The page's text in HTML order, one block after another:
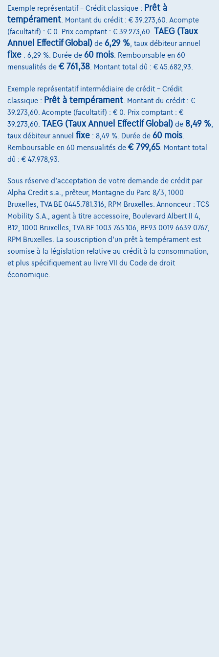
70.734 km 120 kW ( 163 CV )
€33.950
Dès€673,17/mois
Découvrez l’exemple chiffré complet
7700 Mouscron,Ghistelinck Mouscron
Exemple représentatif – Crédit classique : Prêt à
tempérament . Montant du crédit : € 39.273,60. Acompte
(facultatif) : € 0. Prix comptant : € 39.273,60. TAEG (Taux
Annuel Effectif Global) de 6,29 % , taux débiteur annuel
fixe : 6,29 %. Durée de 60 mois . Remboursable en 60
mensualités de € 761,38 . Montant total dû : € 45.682,93.
Exemple représentatif intermédiaire de crédit – Crédit
classique : Prêt à tempérament . Montant du crédit : €
39.273,60. Acompte (facultatif) : € 0. Prix comptant : €
39.273,60. TAEG (Taux Annuel Effectif Global) de 8,49 %
taux débiteur annuel fixe : 8,49 %. Durée de 60 mois
Remboursable en 60 mensualités de € 799,65. Montant total
dû : € 47.978,93.
Sous réserve d'acceptation de votre demande de crédit par
Alpha Credit s.a., prêteur, Montagne du Parc 8/3, 1000
Bruxelles, TVA BE 0445.781.316, RPM Bruxelles. Annonceur : TCS
Mobility S.A., agent à titre accessoire, Boulevard Albert II 4,
B12, 1000 Bruxelles, TVA BE 1003.765.106, BE93 0019 6639 0767,
RPM Bruxelles. La souscription d'un prêt à tempérament est
soumise à la législation relative au crédit à la consommation,
et plus spécifiquement au livre VII du Code de droit
économique.